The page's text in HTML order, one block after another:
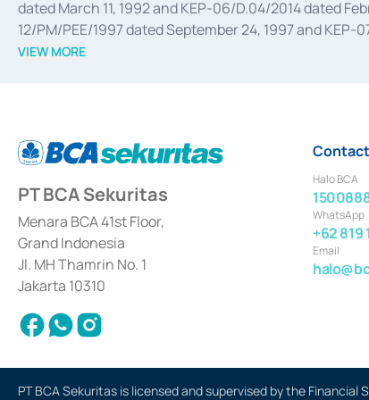
dated March 11, 1992 and KEP-06/D.04/2014 dated
12/PM/PEE/1997 dated September 24, 1997 and
divestments, and joint ventures based on the decree
Settlement of Commercial Paper Transactions whose
VIEW MORE
PT BCA Sekuritas
Menara BCA 41st Floor,
Grand Indonesia
Jl. MH Thamrin No. 1
Jakarta 10310
Halo BCA
WhatsApp
+62 819
Email
PT BCA Sekuritas is licensed and supervised by the Financial